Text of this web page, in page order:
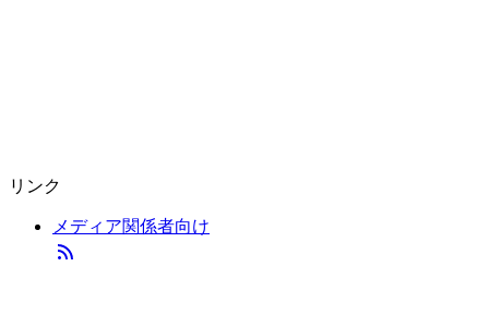
リンク
メディア関係者向け